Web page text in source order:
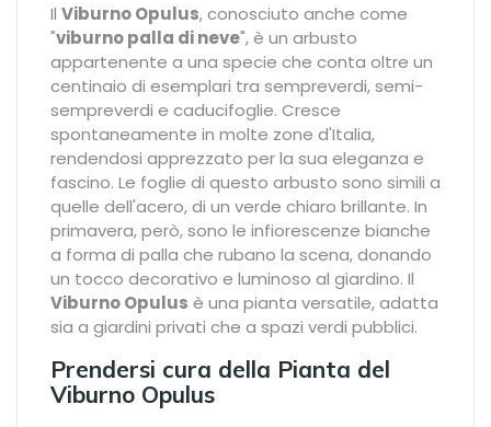
Il Viburno Opulus, conosciuto anche come
"viburno palla di neve", è un arbusto
appartenente a una specie che conta oltre un
centinaio di esemplari tra sempreverdi, semi-
sempreverdi e caducifoglie. Cresce
spontaneamente in molte zone d'Italia,
rendendosi apprezzato per la sua eleganza e
fascino. Le foglie di questo arbusto sono simili a
quelle dell'acero, di un verde chiaro brillante. In
primavera, però, sono le infiorescenze bianche
a forma di palla che rubano la scena, donando
un tocco decorativo e luminoso al giardino. Il
Viburno Opulus è una pianta versatile, adatta
sia a giardini privati che a spazi verdi pubblici.
Prendersi cura della Pianta del
Viburno Opulus